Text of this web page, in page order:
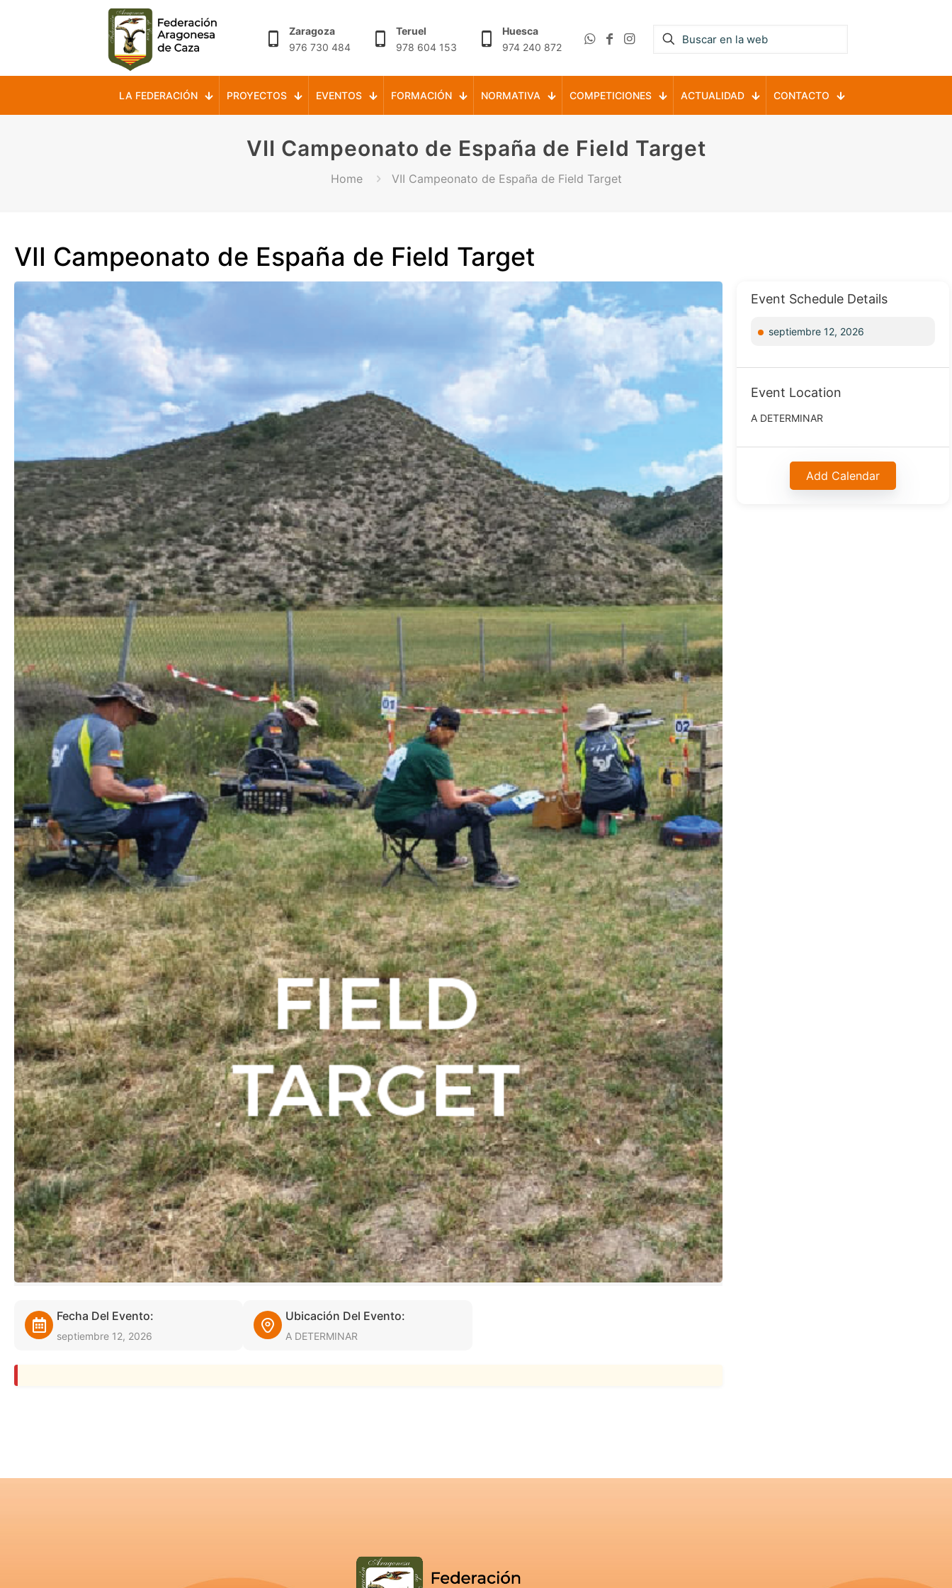
Zaragoza
976 730 484
Teruel
978 604 153
Huesca
974 240 872
LA FEDERACIÓN PROYECTOS EVENTOS FORMACIÓN NORMATIVA COMPETICIONES ACTUALIDAD CONTACTO
VII Campeonato de España de Field Target
Home VII Campeonato de España de Field Target
VII Campeonato de España de Field Target
Fecha Del Evento:
septiembre 12, 2026
Ubicación Del Evento:
A DETERMINAR
Event Schedule Details
septiembre 12, 2026
Event Location
A DETERMINAR
Add Calendar